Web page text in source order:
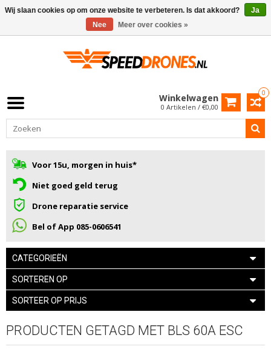
0
Winkelwagen
0 Artikelen / €0,00
Voor 15u, morgen in huis*
Niet goed geld terug
Drone reparatie service
Bel of App 085-0606541
CATEGORIEËN
SORTEREN OP
SORTEER OP PRIJS
PRODUCTEN GETAGD MET BLS 60A ESC
Wij slaan cookies op om onze website te verbeteren. Is dat akkoord?
Ja
Nee
Meer over cookies »